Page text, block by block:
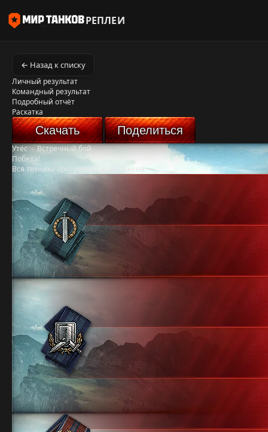
РЕПЛЕИ
← Назад к списку
Личный результат
Командный результат
Подробный отчёт
Раскатка
Скачать Поделиться
Утёс-Встречный бой
Победа!
Вся техника противника уничтожена